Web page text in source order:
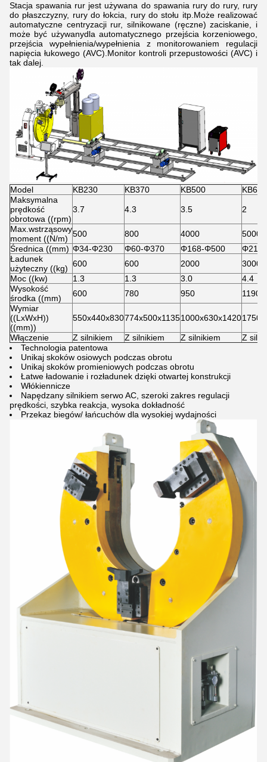
Stacja spawania rur jest używana do spawania rury do rury, rury
do płaszczyzny, rury do łokcia, rury do stołu itp. Może realizować
automatyczne centryzacji rur, silnikowane (ręczne) zaciskanie, i
może być używanydla automatycznego przejścia korzeniowego,
przejścia wypełnienia/wypełnienia z monitorowaniem regulacji
napięcia łukowego (AVC). Monitor kontroli przepustowości (AVC) i
tak dalej.
Model KB230 KB370 KB500
KB630
Maksymalna
prędkość
obrotowa ((rpm)
3.7 4.3 3.5 2
Max.wstrząsowy
moment ((N/m) 500 800 4000
5000
Średnica ((mm) Φ34-Φ230 Φ60-Φ370 Φ168-Φ500
Ładunek
użyteczny ((kg) 600 600 2000
3000
Moc ((kw)
1.3 1.3 3.0
4.4
Wysokość
środka ((mm)
600 780 950
1190
Wymiar
((LxWxH))
((mm))
550x440x830774x500x11351000x630x1420
Włączenie Z silnikiem Z silnikiem Z silnikiem
Z
Technologia patentowa
Unikaj skoków osiowych podczas obrotu
Unikaj skoków promieniowych podczas obrotu
Łatwe ładowanie i rozładunek dzięki otwartej konstrukcji
Włókiennicze
Napędzany silnikiem serwo AC, szeroki zakres regulacji
prędkości, szybka reakcja, wysoka dokładność
Przekaz biegów/ łańcuchów dla wysokiej wydajności